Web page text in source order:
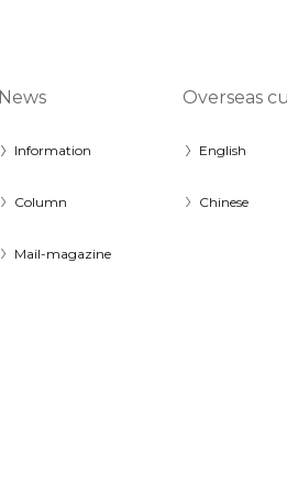
News
Information
Column
Mail-magazine
Overseas
English
Chinese